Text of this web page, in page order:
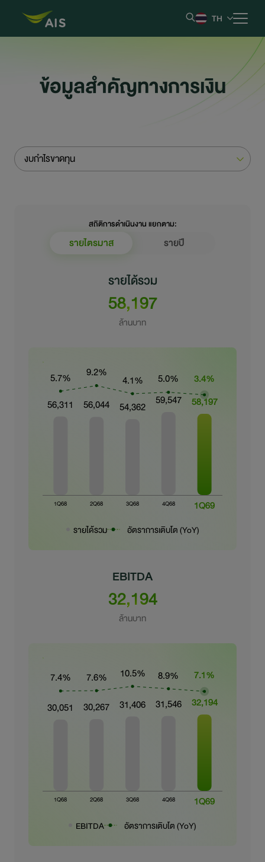
TH
ข้อมูลบริษัท
ข้อมูลหลักทรัพย์
การกำกับดูแลกิจการที่ดี
ไปยังเว็บไซต์หลักบริษัท
ข้อมูลสำคัญทางการเงิน
งบกำไรขาดทุน
สถิติการดำเนินงาน แยกตาม:
รายไตรมาส รายปี
รายได้รวม
58,197
ล้านบาท
รายได้รวม อัตราการเติบโต (YoY)
EBITDA
32,194
ล้านบาท
EBITDA อัตราการเติบโต (YoY)